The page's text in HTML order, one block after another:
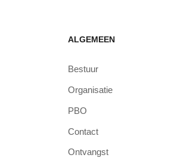
ALGEMEEN
Bestuur
Organisatie
PBO
Contact
Ontvangst